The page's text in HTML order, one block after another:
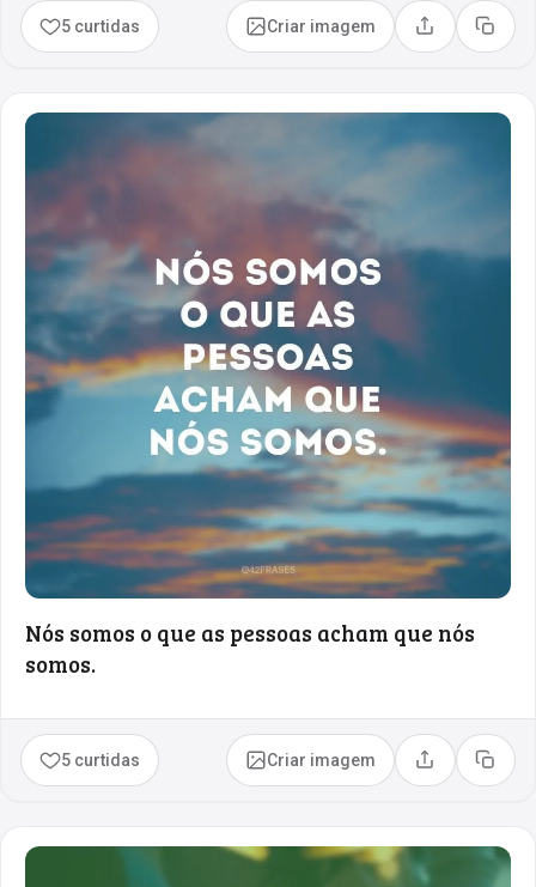
5 curtidas Criar imagem Compartilhar
Copiar
Nós somos o que as pessoas acham que nós
somos.
5 curtidas Criar imagem Compartilhar
Copiar